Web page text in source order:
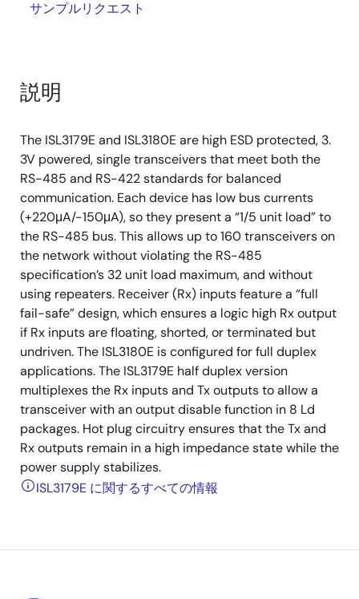
サンプルリクエスト
説明
The ISL3179E and ISL3180E are high ESD protected, 3.
3V powered, single transceivers that meet both the
RS-485 and RS-422 standards for balanced
communication. Each device has low bus currents
(+220μA/-150μA), so they present a “1/5 unit load” to
the RS-485 bus. This allows up to 160 transceivers on
the network without violating the RS-485
specification’s 32 unit load maximum, and without
using repeaters. Receiver (Rx) inputs feature a “full
fail-safe” design, which ensures a logic high Rx output
if Rx inputs are floating, shorted, or terminated but
undriven. The ISL3180E is configured for full duplex
applications. The ISL3179E half duplex version
multiplexes the Rx inputs and Tx outputs to allow a
transceiver with an output disable function in 8 Ld
packages. Hot plug circuitry ensures that the Tx and
Rx outputs remain in a high impedance state while the
power supply stabilizes.
ISL3179E に関するすべての情報